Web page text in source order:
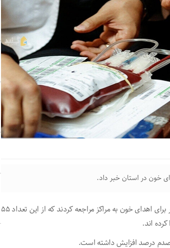
فاطمه محمدی گفت:از ابتدای امسال تا کنون، ۶۴ هزار و ۲۴ نفر برای اهدای خون به مراکز مراجعه کردند که از این تعداد ۵۵